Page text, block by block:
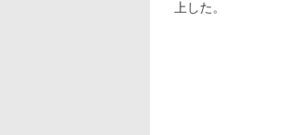
上した。